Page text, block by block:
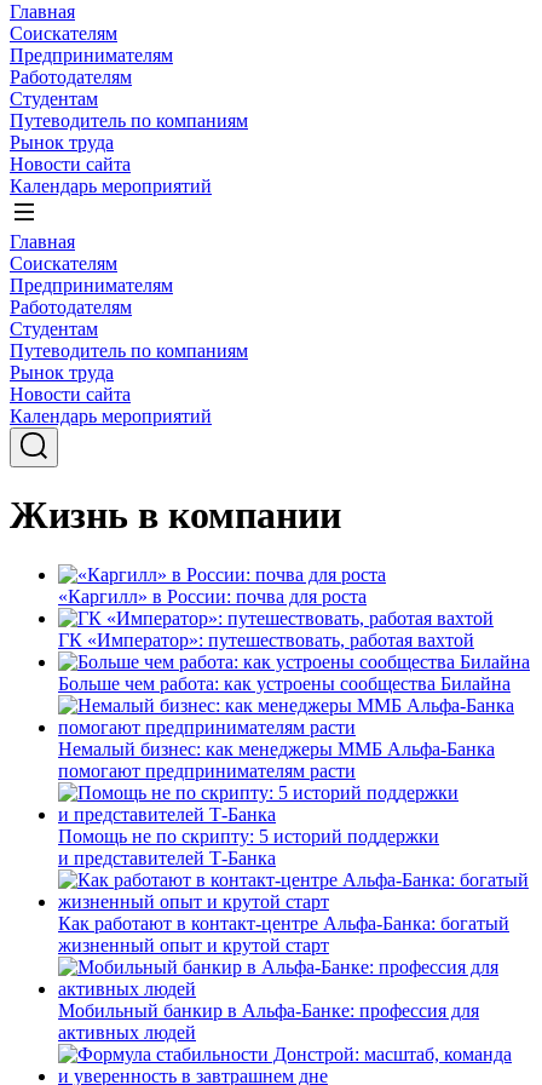
Главная
Соискателям
Предпринимателям
Работодателям
Студентам
Путеводитель по компаниям
Рынок труда
Новости сайта
Календарь мероприятий
Главная
Соискателям
Предпринимателям
Работодателям
Студентам
Путеводитель по компаниям
Рынок труда
Новости сайта
Календарь мероприятий
Жизнь в компании
«Каргилл» в России: почва для роста
ГК «Император»: путешествовать, работая вахтой
Больше чем работа: как устроены сообщества Билайна
Немалый бизнес: как менеджеры ММБ Альфа-Банка
помогают предпринимателям расти
Помощь не по скрипту: 5 историй поддержки
и представителей Т-Банка
Как работают в контакт-центре Альфа-Банка: богатый
жизненный опыт и крутой старт
Мобильный банкир в Альфа-Банке: профессия для
активных людей